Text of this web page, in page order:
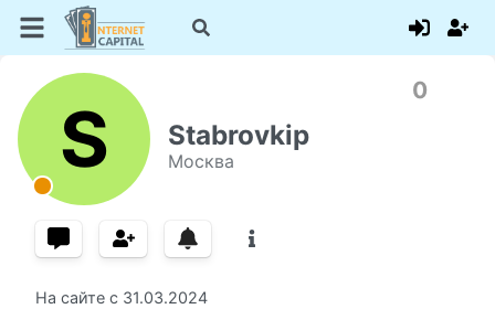
S Stabrovkip
Москва
0
На сайте с 31.03.2024